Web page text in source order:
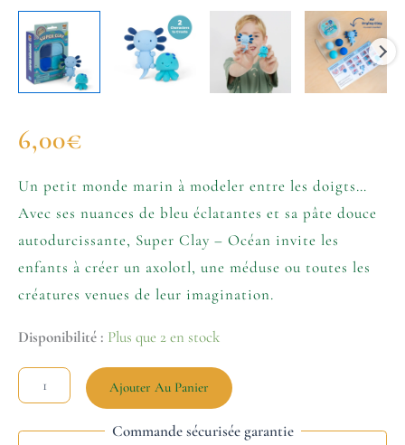
6,00€
Un petit monde marin à modeler entre les doigts…
Avec ses nuances de bleu éclatantes et sa pâte douce
autodurcissante, Super Clay – Océan invite les
enfants à créer un axolotl, une méduse ou toutes les
créatures venues de leur imagination.
Disponibilité : Plus que 2 en stock
Ajouter Au Panier
Commande sécurisée garantie